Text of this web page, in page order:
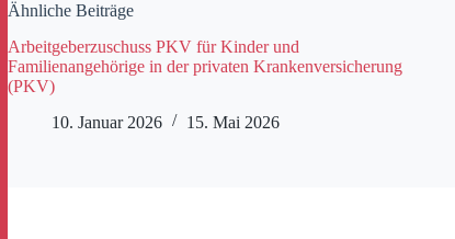
Ähnliche Beiträge
Arbeitgeberzuschuss PKV für Kinder und
Familienangehörige in der privaten Krankenversicherung
(PKV)
10. Januar 2026
15. Mai 2026